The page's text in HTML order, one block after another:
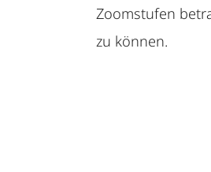
Zoomstufen
zu können.